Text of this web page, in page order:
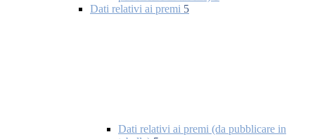
Dati relativi ai premi 5
Dati relativi ai premi (da pubblicare in